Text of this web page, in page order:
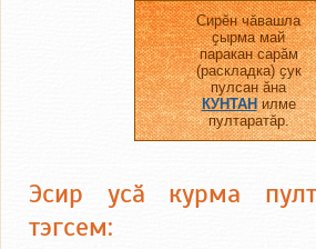
Сирӗн чӑвашла
ҫырма май
паракан сарӑм
(раскладка) ҫук
пулсан ӑна
КУНТАНилме
пултаратӑр.
Эсир усӑ курма
тэгсем: